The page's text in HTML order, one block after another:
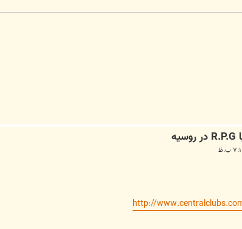
http://